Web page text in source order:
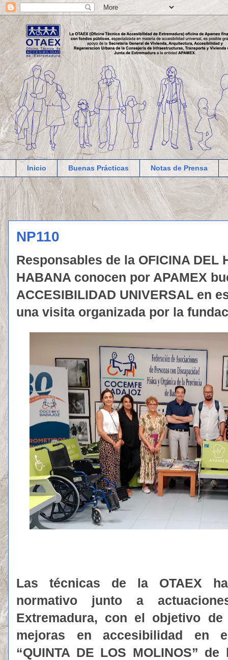
Inicio Buenas Prácticas Notas de Prensa
NP110
Responsables de la OFICINA DEL
HABANA conocen por APAMEX
ACCESIBILIDAD UNIVERSAL en
una visita organizada por la
Las técnicas de la OTAEX
normativo junto a
Extremadura, con el objetivo
mejoras en accesibilidad en
“QUINTA DE LOS MOLINOS”